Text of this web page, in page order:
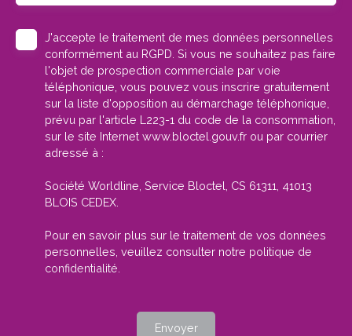
J'accepte le traitement de mes données personnelles
conformément au RGPD. Si vous ne souhaitez pas faire
l'objet de prospection commerciale par voie
téléphonique, vous pouvez vous inscrire gratuitement
sur la liste d'opposition au démarchage téléphonique,
prévu par l'article L223-1 du code de la consommation,
sur le site Internet www.bloctel.gouv.fr ou par courrier
adressé à :
Société Worldline, Service Bloctel, CS 61311, 41013
BLOIS CEDEX.
Pour en savoir plus sur le traitement de vos données
personnelles, veuillez consulter notre politique de
confidentialité
Envoyer